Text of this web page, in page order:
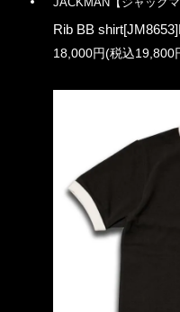
Rib BB
18,000円(税込19,800